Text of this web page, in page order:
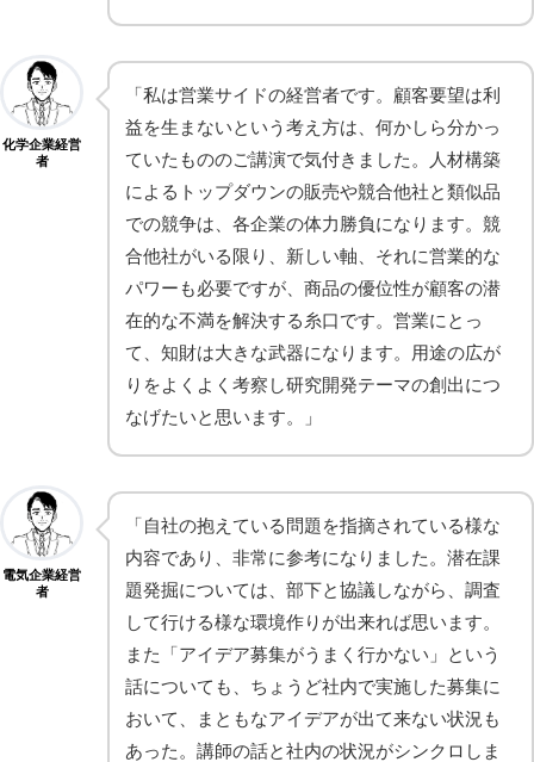
化学企業経営
者
「私は営業サイドの経営者です。顧客要望は利
益を生まないという考え方は、何かしら分かっ
ていたもののご講演で気付きました。人材構築
によるトップダウンの販売や競合他社と類似品
での競争は、各企業の体力勝負になります。競
合他社がいる限り、新しい軸、それに営業的な
パワーも必要ですが、商品の優位性が顧客の潜
在的な不満を解決する糸口です。営業にとっ
て、知財は大きな武器になります。用途の広が
りをよくよく考察し研究開発テーマの創出につ
なげたいと思います。」
電気企業経営
者
「自社の抱えている問題を指摘されている様な
内容であり、非常に参考になりました。潜在課
題発掘については、部下と協議しながら、調査
して行ける様な環境作りが出来れば思います。
また「アイデア募集がうまく行かない」という
話についても、ちょうど社内で実施した募集に
おいて、まともなアイデアが出て来ない状況も
あった。講師の話と社内の状況がシンクロしま